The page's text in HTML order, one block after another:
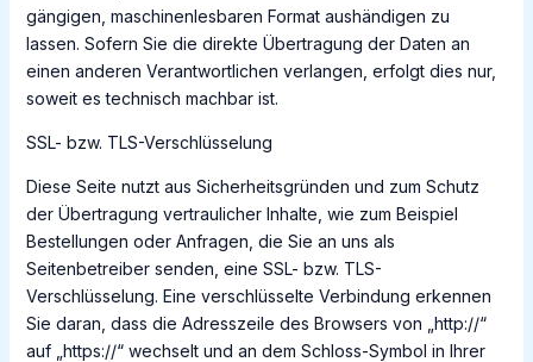
gängigen, maschinenlesbaren Format aushändigen zu
lassen. Sofern Sie die direkte Übertragung der Daten an
einen anderen Verantwortlichen verlangen, erfolgt dies nur,
soweit es technisch machbar ist.
SSL- bzw. TLS-Verschlüsselung
Diese Seite nutzt aus Sicherheitsgründen und zum Schutz
der Übertragung vertraulicher Inhalte, wie zum Beispiel
Bestellungen oder Anfragen, die Sie an uns als
Seitenbetreiber senden, eine SSL- bzw. TLS-
Verschlüsselung. Eine verschlüsselte Verbindung erkennen
Sie daran, dass die Adresszeile des Browsers von „http://“
auf „https://“ wechselt und an dem Schloss-Symbol in Ihrer